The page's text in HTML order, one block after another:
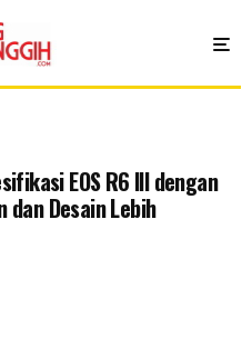
EOS R6 III dengan
dan Desain Lebih